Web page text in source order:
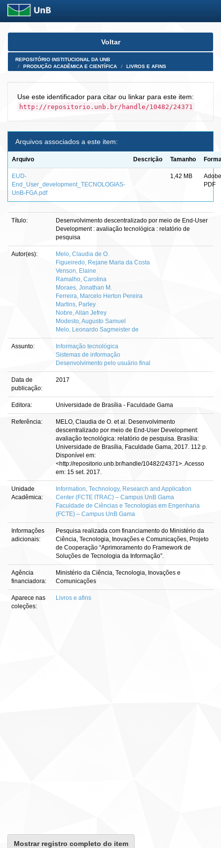
Skip
Voltar
REPOSITÓRIO INSTITUCIONAL DA UNB
PRODUÇÃO ACADÊMICA E CIENTÍFICA
LIVROS E AFINS
Use este identificador para citar ou linkar para este item:
http://repositorio.unb.br/handle/10482/24371
Arquivos associados a este item:
Arquivo Descrição Tamanho
EUD-
End_User_development_TECNOLOGIAS-
UnB-FGA.pdf
1,42 MB
Adobe
PDF
Título:
Desenvolvimento descentralizado por meio de End-User
Development : avaliação tecnológica : relatório de
pesquisa
Autor(es):
Melo, Claudia de O.
Figueiredo, Rejane Maria da Costa
Venson, Elaine
Ramalho, Carolina
Moraes, Jonathan M.
Ferreira, Marcelo Herton Pereira
Martins, Parley
Nobre, Allan Jefrey
Modesto, Augusto Samuel
Melo, Leonardo Sagmeister de
Assunto:
Informação tecnológica
Sistemas de informação
Desenvolvimento pelo usuário final
Data de
publicação:
2017
Editora: Universidade de Brasília - Faculdade Gama
Referência:
MELO, Claudia de O. et al. Desenvolvimento
descentralizado por meio de End-User Development:
avaliação tecnológica: relatório de pesquisa. Brasília:
Universidade de Brasília, Faculdade Gama, 2017. 112 p.
Disponível em:
<http://repositorio.unb.br/handle/10482/24371>. Acesso
em: 15 set. 2017.
Unidade
Acadêmica:
Information, Technology, Research and Application
Center (FCTE ITRAC) – Campus UnB Gama
Faculdade de Ciências e Tecnologias em Engenharia
(FCTE) – Campus UnB Gama
Informações
adicionais:
Pesquisa realizada com financiamento do Ministério da
Ciência, Tecnologia, Inovações e Comunicações, Projeto
de Cooperação “Aprimoramento do Framework de
Soluções de Tecnologia da Informação”.
Agência
financiadora:
Ministério da Ciência, Tecnologia, Inovações e
Comunicações
Aparece nas
coleções:
Livros e afins
Mostrar registro completo do item